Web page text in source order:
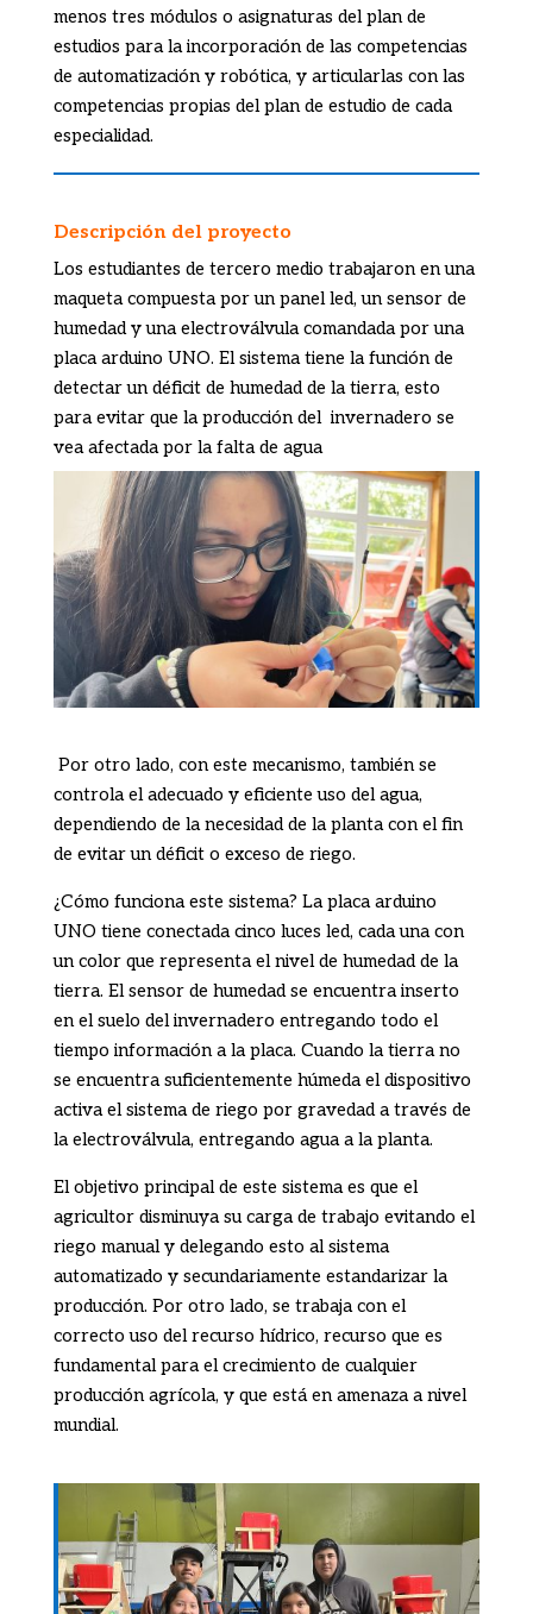
menos tres módulos o asignaturas del plan de
estudios para la incorporación de las competencias
de automatización y robótica, y articularlas conlas
competencias propias del plan de estudio de cada
especialidad.
Descripción del proyecto
Los estudiantes de tercero medio trabajaron en una
maqueta compuesta por un panel led, un sensor de
humedad y una electroválvula comandada por una
placa arduino UNO. El sistema tiene la función de
detectar un déficit de humedad de la tierra, esto
para evitar que la producción del invernadero se
vea afectada por la falta de agua
Por otro lado, con este mecanismo, también se
controla el adecuado y eficiente uso del agua,
dependiendo de la necesidad de la planta con el fin
de evitar un déficit o exceso de riego.
¿Cómo funciona este sistema? La placa arduino
UNO tiene conectada cinco luces led, cada una con
un color que representa el nivel de humedad de la
tierra. El sensor de humedad se encuentrainserto
en el suelo del invernadero entregando todo el
tiempo información a la placa. Cuando la tierra no
se encuentra suficientemente húmeda el dispositivo
activa el sistema de riego por gravedad a través de
la electroválvula, entregando agua a la planta.
El objetivo principal de este sistema es que el
agricultor disminuya su carga de trabajo evitando el
riego manual y delegando esto al sistema
automatizado y secundariamente estandarizar la
producción. Por otro lado, se trabaja con el
correcto uso del recurso hídrico, recurso que es
fundamental para el crecimiento de cualquier
producción agrícola, y que está en amenaza a nivel
mundial.